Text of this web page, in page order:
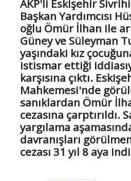
AKP'li Eskişehir
Başkan Yardımcısı
oğlu Ömür İlhan ile
Güney ve Süleyman
yaşındaki kız
istismar ettiği
karşısına çıktı.
Mahkemesi'nde
sanıklardan Ömür
cezasına çarptırıldı.
yargılama
davranışları
cezası 31 yıl 8 aya